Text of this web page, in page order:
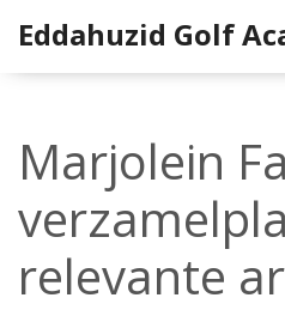
Eddahuzid Golf
Marjolein
relevante